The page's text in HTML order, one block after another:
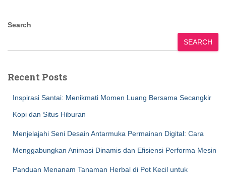
Search
SEARCH
Recent Posts
Inspirasi Santai: Menikmati Momen Luang Bersama Secangkir
Kopi dan Situs Hiburan
Menjelajahi Seni Desain Antarmuka Permainan Digital: Cara
Menggabungkan Animasi Dinamis dan Efisiensi Performa Mesin
Panduan Menanam Tanaman Herbal di Pot Kecil untuk